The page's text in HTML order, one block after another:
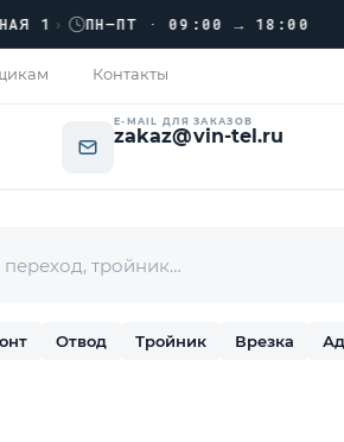
› ПН–ПТ · 09:00 → 18:00
Контакты
E-MAIL ДЛЯ ЗАКАЗОВ
zakaz@vin-tel.ru
Отвод Тройник Врезка